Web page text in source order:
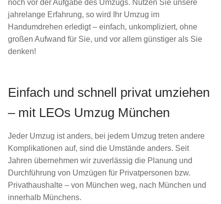
noch vor der Aufgabe des Umzugs. Nutzen Sie unsere
jahrelange Erfahrung, so wird Ihr Umzug im
Handumdrehen erledigt – einfach, unkompliziert, ohne
großen Aufwand für Sie, und vor allem günstiger als Sie
denken!
Einfach und schnell privat umziehen
– mit LEOs Umzug München
Jeder Umzug ist anders, bei jedem Umzug treten andere
Komplikationen auf, sind die Umstände anders. Seit
Jahren übernehmen wir zuverlässig die Planung und
Durchführung von Umzügen für Privatpersonen bzw.
Privathaushalte – von München weg, nach München und
innerhalb Münchens.